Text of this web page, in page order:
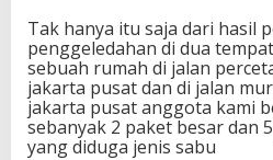
Tak hanya itu saja dari hasil
penggeledahan di dua
sebuah rumah di jalan
jakarta pusat dan di jalan
jakarta pusat anggota kami
sebanyak 2 paket besar dan
yang diduga jenis sabu